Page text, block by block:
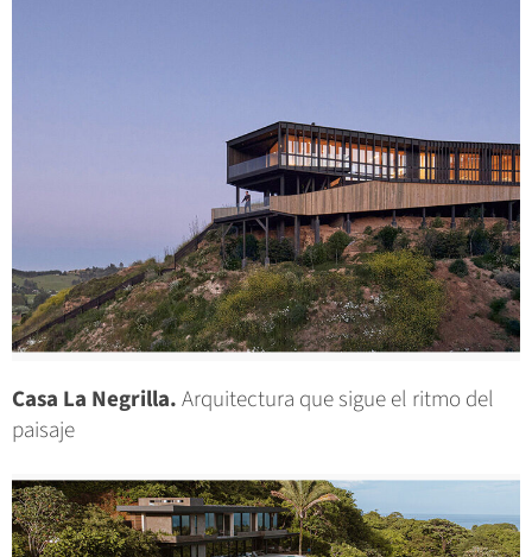
Casa La Negrilla.Arquitectura que sigue el ritmo del
paisaje